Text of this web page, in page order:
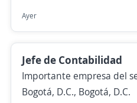
Ayer
Jefe de Contabilidad
Importante empresa del
Bogotá, D.C., Bogotá, D.C.